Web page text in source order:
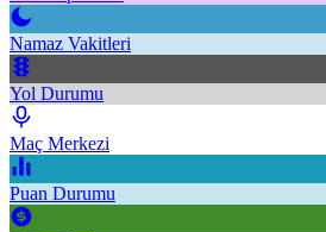
Namaz Vakitleri
Yol Durumu
Maç Merkezi
Puan Durumu